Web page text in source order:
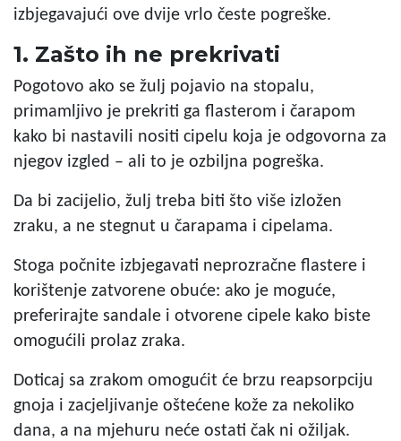
izbjegavajući ove dvije vrlo česte pogreške.
1. Zašto ih ne prekrivati
Pogotovo ako se žulj pojavio na stopalu,
primamljivo je prekriti ga flasterom i čarapom
kako bi nastavili nositi cipelu koja je odgovorna za
njegov izgled – ali to je ozbiljna pogreška.
Da bi zacijelio, žulj treba biti što više izložen
zraku, a ne stegnut u čarapama i cipelama.
Stoga počnite izbjegavati neprozračne flastere i
korištenje zatvorene obuće: ako je moguće,
preferirajte sandale i otvorene cipele kako biste
omogućili prolaz zraka.
Doticaj sa zrakom omogućit će brzu reapsorpciju
gnoja i zacjeljivanje oštećene kože za nekoliko
dana, a na mjehuru neće ostati čak ni ožiljak.